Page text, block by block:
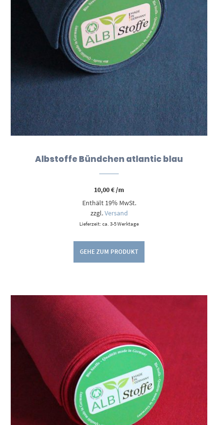
Albstoffe Bündchen atlantic blau
10,00€/m
Enthält 19% MwSt.
zzgl.Versand
Lieferzeit: ca. 3-5 Werktage
GEHE ZUM PRODUKT